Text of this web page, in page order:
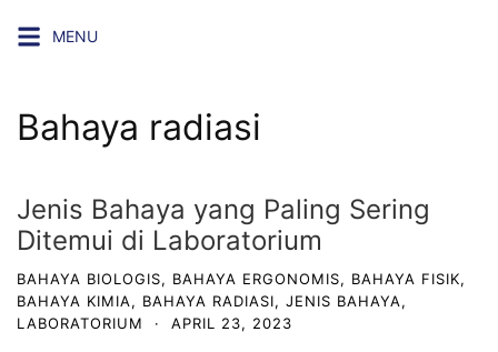
MENU
Bahaya radiasi
Jenis Bahaya yang Paling Sering
Ditemui di Laboratorium
BAHAYA BIOLOGIS, BAHAYA ERGONOMIS, BAHAYA FISIK,
BAHAYA KIMIA, BAHAYA RADIASI, JENIS BAHAYA,
LABORATORIUM
· APRIL 23, 2023